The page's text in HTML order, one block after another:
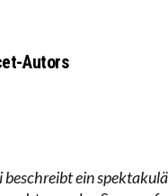
EVIDENZ UND
Autors
ein